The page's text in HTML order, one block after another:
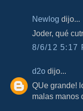
Newlog dijo...
Joder, qué
8/6/12 5:17
d2o dijo...
QUe grande!
malas manos